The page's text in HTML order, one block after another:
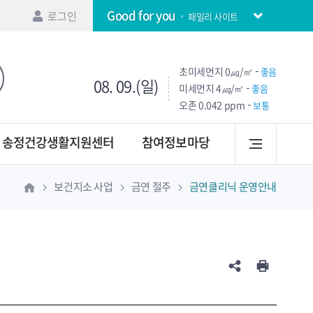
로그인 Good for you 패밀리 사이트
08. 09.(일)
초미세먼지 0㎍/㎥ 좋음
미세먼지 4㎍/㎥ 좋음
오존0.042 ppm 보통
송정건강생활지원센터 참여정보마당
보건지소 사업 금연 절주 금연클리닉 운영안내